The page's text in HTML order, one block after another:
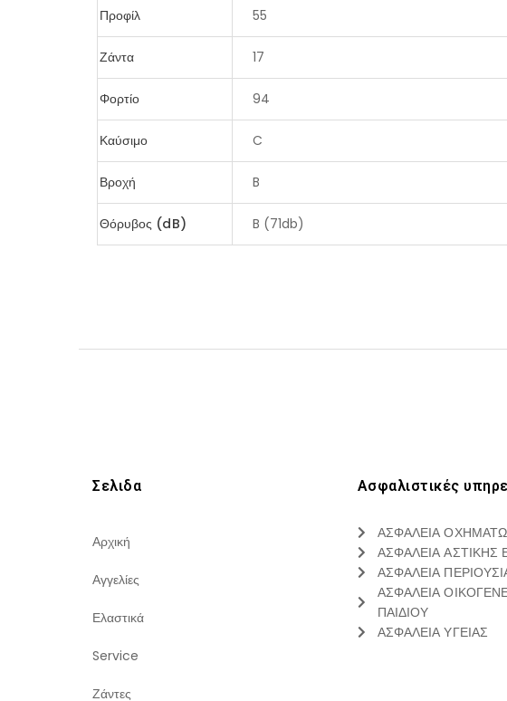
Προφίλ 55
Ζάντα 17
Φορτίο 94
Καύσιμο C
Βροχή B
Θόρυβος (dB) B (71db)
Σελιδα
Αρχική
Αγγελίες
Ελαστικά
Service
Ζάντες
Ασφαλιστικές
ΑΣΦΑΛΕΙΑ
ΑΣΦΑΛΕΙΑ ΑΣΤΙΚΗΣ
ΑΣΦΑΛΕΙΑ
ΑΣΦΑΛΕΙΑ
ΠΑΙΔΙΟΥ
ΑΣΦΑΛΕΙΑ ΥΓΕΙΑΣ